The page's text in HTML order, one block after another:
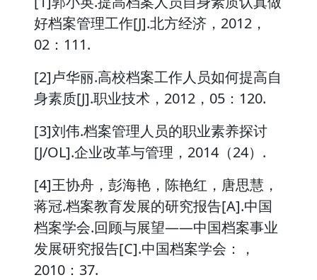
好档案管理工作[J].北方经济，2012，
02：111.
[2]卢华丽.高校档案工作人员如何提高自
身素质[J].职业技术，2012，05：120.
[3]刘伟.档案管理人员的职业素养探讨
[J/OL].企业改革与管理，2014（24）.
[4]王协舟，彭海艳，陈艳红，唐思慧，
蒋冠.档案教育发展的研究报告[A].中国
档案学会.回顾与展望——中国档案事业
发展研究报告[C].中国档案学会：，
2010：37.